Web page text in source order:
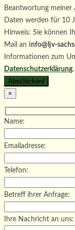
Beantwortung meiner
Daten werden für 10
Hinweis: Sie können
Mail an info@ljv-
Informationen zum
Datenschutzerklärung.
×
Name:
Emailadresse:
Telefon:
Betreff ihrer Anfrage:
Ihre Nachricht an uns: